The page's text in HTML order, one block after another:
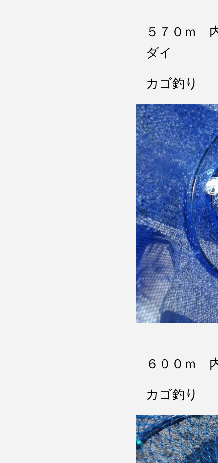
５７０ｍ
ダイ
カゴ釣り
６００ｍ
カゴ釣り